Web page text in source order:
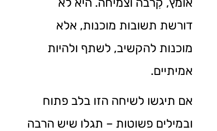
דורשת תשובות מוכנות, אלא
מוכנות להקשיב, לשתף ולהיות
אמיתיים.
אם תיגשו לשיחה הזו בלב פתוח
ובמילים פשוטות – תגלו שיש הרבה